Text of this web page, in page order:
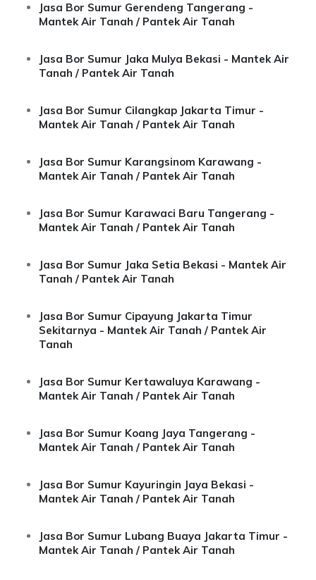
Jasa Bor Sumur Gerendeng Tangerang -
Mantek Air Tanah / Pantek Air Tanah
Jasa Bor Sumur Jaka Mulya Bekasi - Mantek Air
Tanah / Pantek Air Tanah
Jasa Bor Sumur Cilangkap Jakarta Timur -
Mantek Air Tanah / Pantek Air Tanah
Jasa Bor Sumur Karangsinom Karawang -
Mantek Air Tanah / Pantek Air Tanah
Jasa Bor Sumur Karawaci Baru Tangerang -
Mantek Air Tanah / Pantek Air Tanah
Jasa Bor Sumur Jaka Setia Bekasi - Mantek Air
Tanah / Pantek Air Tanah
Jasa Bor Sumur Cipayung Jakarta Timur
Sekitarnya - Mantek Air Tanah / Pantek Air
Tanah
Jasa Bor Sumur Kertawaluya Karawang -
Mantek Air Tanah / Pantek Air Tanah
Jasa Bor Sumur Koang Jaya Tangerang -
Mantek Air Tanah / Pantek Air Tanah
Jasa Bor Sumur Kayuringin Jaya Bekasi -
Mantek Air Tanah / Pantek Air Tanah
Jasa Bor Sumur Lubang Buaya Jakarta Timur -
Mantek Air Tanah / Pantek Air Tanah